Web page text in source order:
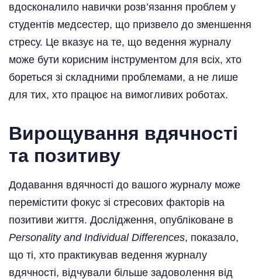
вдосконалило навички розв’язання проблем у
студентів медсестер, що призвело до зменшення
стресу. Це вказує на те, що ведення журналу
може бути корисним інструментом для всіх, хто
бореться зі складними проблемами, а не лише
для тих, хто працює на вимогливих роботах.
Вирощування вдячності
та позитиву
Додавання вдячності до вашого журналу може
перемістити фокус зі стресових факторів на
позитиви життя. Дослідження, опубліковане в
Personality and Individual Differences, показало,
що ті, хто практикував ведення журналу
вдячності, відчували більше задоволення від